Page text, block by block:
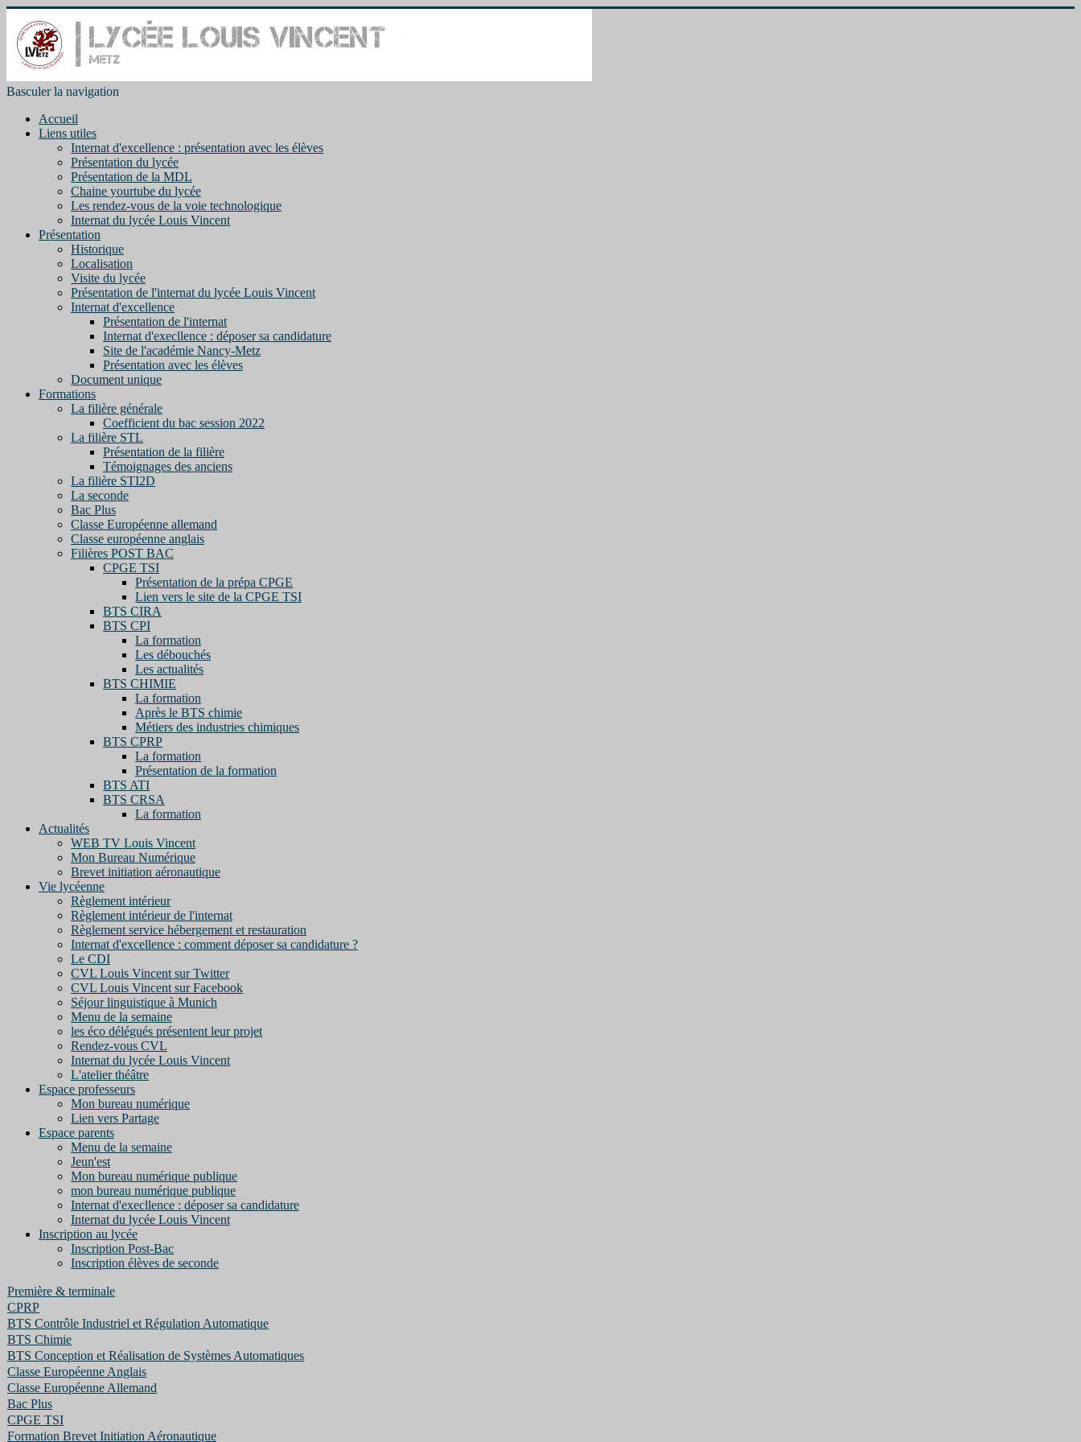
Basculer la navigation
Accueil
Liens utiles
Internat d'excellence : présentation avec les élèves
Présentation du lycée
Présentation de la MDL
Chaine yourtube du lycée
Les rendez-vous de la voie technologique
Internat du lycée Louis Vincent
Présentation
Historique
Localisation
Visite du lycée
Présentation de l'internat du lycée Louis Vincent
Internat d'excellence
Présentation de l'internat
Internat d'execllence : déposer sa candidature
Site de l'académie Nancy-Metz
Présentation avec les élèves
Document unique
Formations
La filière générale
Coefficient du bac session 2022
La filière STL
Présentation de la filière
Témoignages des anciens
La filière STI2D
La seconde
Bac Plus
Classe Européenne allemand
Classe européenne anglais
Filières POST BAC
CPGE TSI
Présentation de la prépa CPGE
Lien vers le site de la CPGE TSI
BTS CIRA
BTS CPI
La formation
Les débouchés
Les actualités
BTS CHIMIE
La formation
Après le BTS chimie
Métiers des industries chimiques
BTS CPRP
La formation
Présentation de la formation
BTS ATI
BTS CRSA
La formation
Actualités
WEB TV Louis Vincent
Mon Bureau Numérique
Brevet initiation aéronautique
Vie lycéenne
Règlement intérieur
Règlement intérieur de l'internat
Règlement service hébergement et restauration
Internat d'excellence : comment déposer sa candidature ?
Le CDI
CVL Louis Vincent sur Twitter
CVL Louis Vincent sur Facebook
Séjour linguistique à Munich
Menu de la semaine
les éco délégués présentent leur projet
Rendez-vous CVL
Internat du lycée Louis Vincent
L'atelier théâtre
Espace professeurs
Mon bureau numérique
Lien vers Partage
Espace parents
Menu de la semaine
Jeun'est
Mon bureau numérique publique
mon bureau numérique publique
Internat d'execllence : déposer sa candidature
Internat du lycée Louis Vincent
Inscription au lycée
Inscription Post-Bac
Inscription élèves de seconde
Première & terminale
CPRP
BTS Contrôle Industriel et Régulation Automatique
BTS Chimie
BTS Conception et Réalisation de Systèmes Automatiques
Classe Européenne Anglais
Classe Européenne Allemand
Bac Plus
CPGE TSI
Formation Brevet Initiation Aéronautique